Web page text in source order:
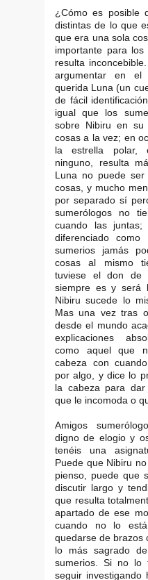
¿Cómo es posible
distintas de lo que
que era una sola
importante para los
resulta
argumentar en el
querida Luna (un
de fácil
igual que los
sobre Nibiru en
cosas a la vez; en
la estrella polar,
ninguno, resulta
Luna no puede
cosas, y mucho
por separado sí
sumerólogos no
cuando las
diferenciado
sumerios jamás
cosas al mismo
tuviese el don de
siempre es y será
Nibiru sucede lo
Mas una vez tras
desde el mundo
explicaciones
como aquel que
cabeza con
por algo, y dice lo
la cabeza para
que le incomoda o
Amigos
digno de elogio y
tenéis una
Puede que Nibiru
pienso, puede que
discutir largo y
que resulta
apartado de ese
cuando no lo
quedarse de brazos
lo más sagrado
sumerios. Si no lo
seguir investigando